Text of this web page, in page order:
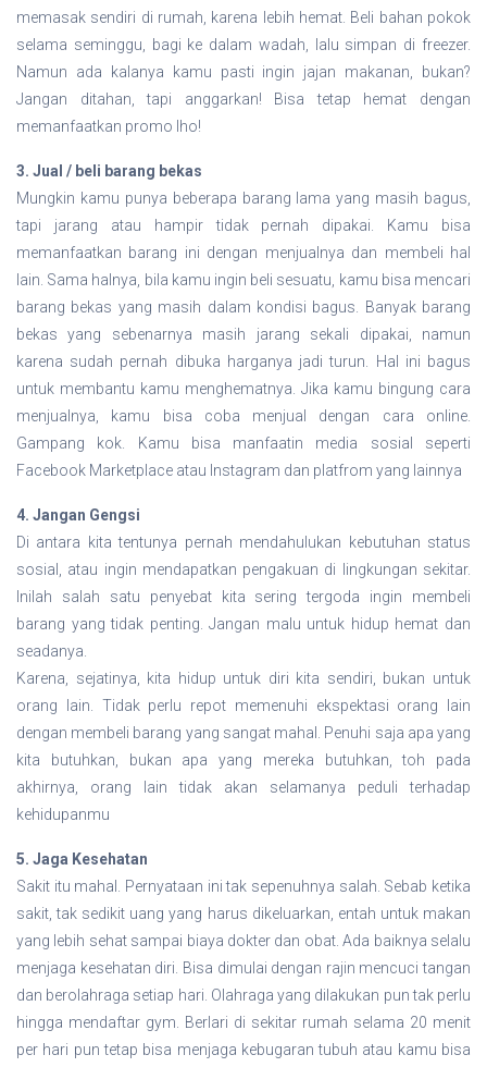
memasak sendiri di rumah, karena lebih hemat. Beli bahan pokok
selama seminggu, bagi ke dalam wadah, lalu simpan di freezer.
Namun ada kalanya kamu pasti ingin jajan makanan, bukan?
Jangan ditahan, tapi anggarkan! Bisa tetap hemat dengan
memanfaatkan promo lho!
3. Jual / beli barang bekas
Mungkin kamu punya beberapa barang lama yang masih bagus,
tapi jarang atau hampir tidak pernah dipakai. Kamu bisa
memanfaatkan barang ini dengan menjualnya dan membeli hal
lain. Sama halnya, bila kamu ingin beli sesuatu, kamu bisa mencari
barang bekas yang masih dalam kondisi bagus. Banyak barang
bekas yang sebenarnya masih jarang sekali dipakai, namun
karena sudah pernah dibuka harganya jadi turun. Hal ini bagus
untuk membantu kamu menghematnya. Jika kamu bingung cara
menjualnya, kamu bisa coba menjual dengan cara online.
Gampang kok. Kamu bisa manfaatin media sosial seperti
Facebook Marketplace atau Instagram dan platfrom yang lainnya
4. Jangan Gengsi
Di antara kita tentunya pernah mendahulukan kebutuhan status
sosial, atau ingin mendapatkan pengakuan di lingkungan sekitar.
Inilah salah satu penyebat kita sering tergoda ingin membeli
barang yang tidak penting. Jangan malu untuk hidup hemat dan
seadanya.
Karena, sejatinya, kita hidup untuk diri kita sendiri, bukan untuk
orang lain. Tidak perlu repot memenuhi ekspektasi orang lain
dengan membeli barang yang sangat mahal. Penuhi saja apa yang
kita butuhkan, bukan apa yang mereka butuhkan, toh pada
akhirnya, orang lain tidak akan selamanya peduli terhadap
kehidupanmu
5. Jaga Kesehatan
Sakit itu mahal. Pernyataan ini tak sepenuhnya salah. Sebab ketika
sakit, tak sedikit uang yang harus dikeluarkan, entah untuk makan
yang lebih sehat sampai biaya dokter dan obat. Ada baiknya selalu
menjaga kesehatan diri. Bisa dimulai dengan rajin mencuci tangan
dan berolahraga setiap hari. Olahraga yang dilakukan pun tak perlu
hingga mendaftar gym. Berlari di sekitar rumah selama 20 menit
per hari pun tetap bisa menjaga kebugaran tubuh atau kamu bisa